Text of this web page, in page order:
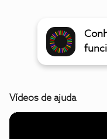
Vídeos de ajuda